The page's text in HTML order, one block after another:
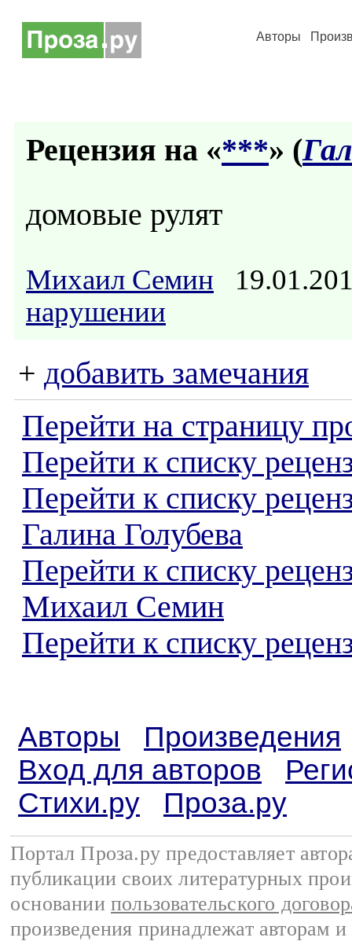
Авторы
Рецензия на «***» (
домовые рулят
Михаил Семин
нарушении
+ добавить замечания
Перейти на страницу
Перейти к списку
Перейти к списку
Галина Голубева
Перейти к списку
Михаил Семин
Перейти к списку
Авторы
Произведения
Вход для авторов
Стихи.ру
Проза.ру
Портал Проза.ру предоставляет
публикации своих литературных
основании пользовательского
произведения принадлежат авторам